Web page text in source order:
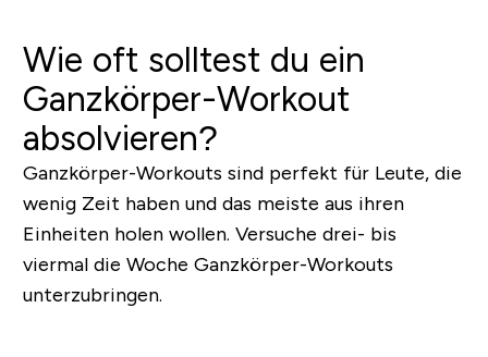
Wie oft solltest du ein
Ganzkörper-Workout
absolvieren?
Ganzkörper-Workouts sind perfekt für Leute, die
wenig Zeit haben und das meiste aus ihren
Einheiten holen wollen. Versuche drei- bis
viermal die Woche Ganzkörper-Workouts
unterzubringen.